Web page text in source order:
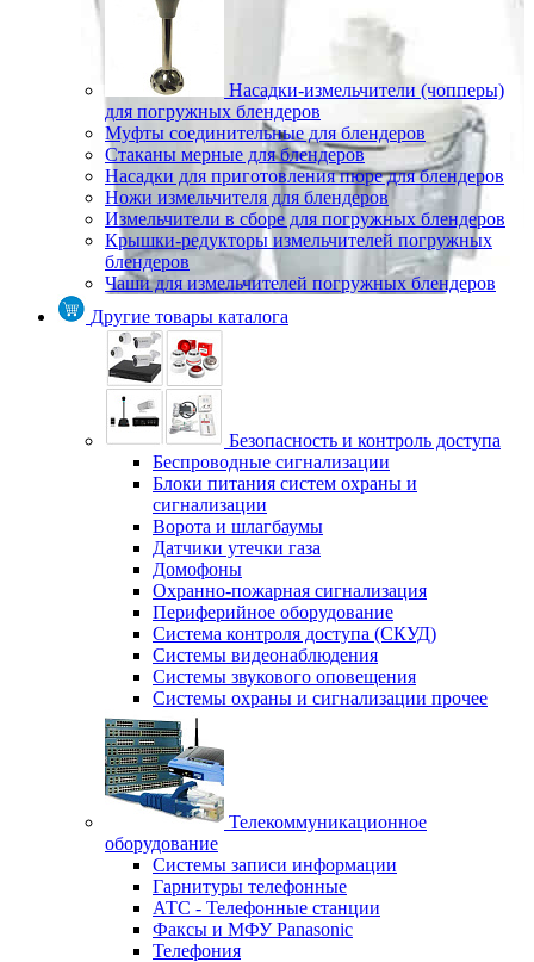
Насадки-измельчители (чопперы)
для погружных блендеров
Муфты соединительные для блендеров
Стаканы мерные для блендеров
Насадки для приготовления пюре для блендеров
Ножи измельчителя для блендеров
Измельчители в сборе для погружных блендеров
Крышки-редукторы измельчителей погружных
блендеров
Чаши для измельчителей погружных блендеров
Другие товары каталога
Безопасность и контроль доступа
Беспроводные сигнализации
Блоки питания систем охраны и
сигнализации
Ворота и шлагбаумы
Датчики утечки газа
Домофоны
Охранно-пожарная сигнализация
Периферийное оборудование
Система контроля доступа (СКУД)
Системы видеонаблюдения
Системы звукового оповещения
Системы охраны и сигнализации прочее
Телекоммуникационное
оборудование
Системы записи информации
Гарнитуры телефонные
АТС - Телефонные станции
Факсы и МФУ Panasonic
Телефония